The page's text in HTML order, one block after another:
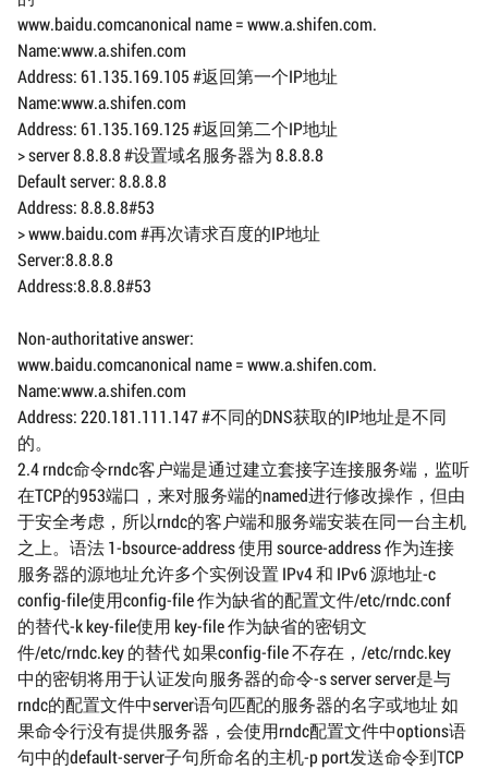
www.baidu.comcanonical name = www.a.shifen.com.
Name:www.a.shifen.com
Address: 61.135.169.105 #返回第一个IP地址
Name:www.a.shifen.com
Address: 61.135.169.125 #返回第二个IP地址
> server 8.8.8.8 #设置域名服务器为 8.8.8.8
Default server: 8.8.8.8
Address: 8.8.8.8#53
> www.baidu.com #再次请求百度的IP地址
Server:8.8.8.8
Address:8.8.8.8#53
Non-authoritative answer:
www.baidu.comcanonical name = www.a.shifen.com.
Name:www.a.shifen.com
Address: 220.181.111.147 #不同的DNS获取的IP地址是不同
的。
2.4 rndc命令rndc客户端是通过建立套接字连接服务端，监听
在TCP的953端口，来对服务端的named进行修改操作，但由
于安全考虑，所以rndc的客户端和服务端安装在同一台主机
之上。语法 1-bsource-address 使用 source-address 作为连接
服务器的源地址允许多个实例设置 IPv4 和 IPv6 源地址-c
config-file使用config-file 作为缺省的配置文件/etc/rndc.conf
的替代-k key-file使用 key-file 作为缺省的密钥文
件/etc/rndc.key 的替代 如果config-file 不存在，/etc/rndc.key
中的密钥将用于认证发向服务器的命令-s server server是与
rndc的配置文件中server语句匹配的服务器的名字或地址 如
果命令行没有提供服务器，会使用rndc配置文件中options语
句中的default-server子句所命名的主机-p port发送命令到TCP